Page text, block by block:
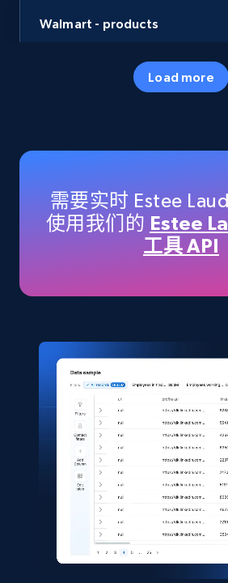
Walmart - products
Specifications, Image urls, Top
price, Final price, Discount
eCommerce
5.4K+
Shein- Products
Product name, Description, Initial
price, Currency, In stock, Color,
eCommerce
Load more
需要实时 Estee
使用我们的 Estee
工具 API